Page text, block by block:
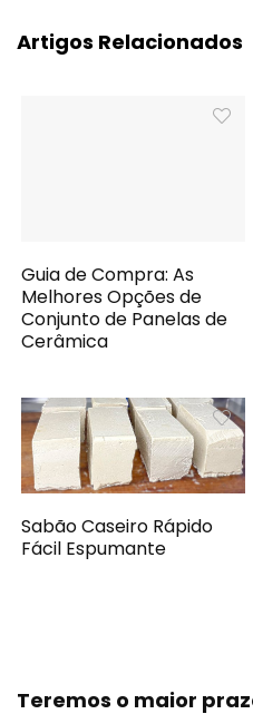
Artigos Relacionados
Guia de Compra: As
Melhores Opções de
Conjunto de Panelas de
Cerâmica
Sabão Caseiro Rápido
Fácil Espumante